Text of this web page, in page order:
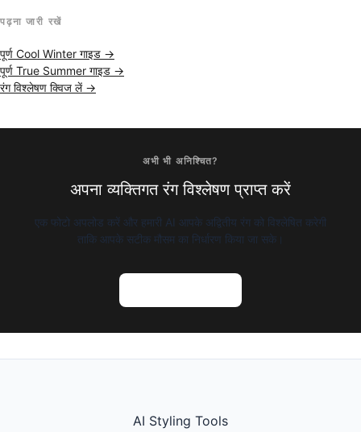
पढ़ना जारी रखें
पूर्ण Cool Winter गाइड →
पूर्ण True Summer गाइड →
रंग विश्लेषण क्विज लें →
अभी भी अनिश्चित?
अपना व्यक्तिगत रंग विश्लेषण प्राप्त करें
एक फोटो अपलोड करें और हमारी AI आपके अद्वितीय रंग को विश्लेषित करेगी
ताकि आपके सटीक मौसम का निर्धारण किया जा सके।
AI Styling Tools